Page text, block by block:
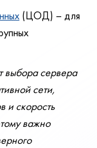
(ЦОД) – для
выбора сервера
сети,
и скорость
важно